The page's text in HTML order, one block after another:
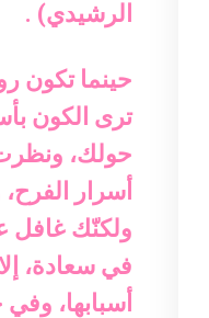
الرشيدي) .
حينما تكون
ترى الكون
حولك،
أسرار
ولكنّك غافل
في سعادة،
أسبابها،